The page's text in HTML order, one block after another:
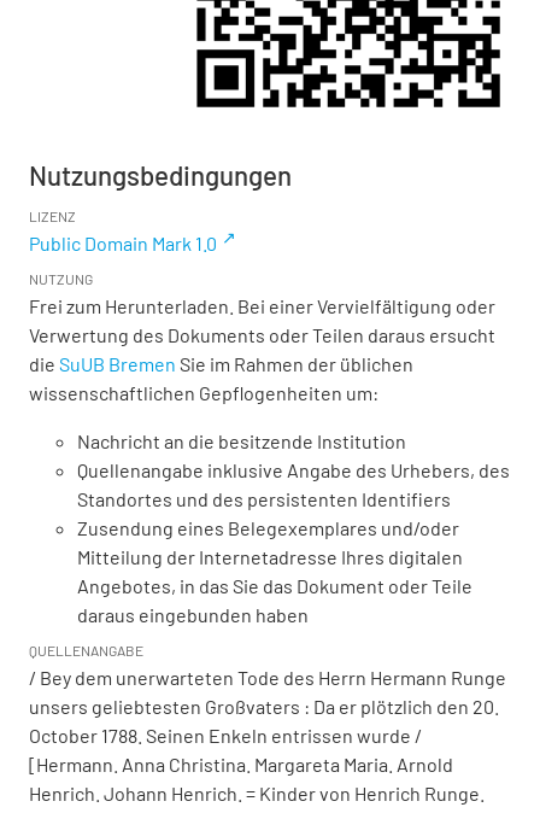
Nutzungsbedingungen
LIZENZ
Public Domain Mark 1.0
NUTZUNG
Frei zum Herunterladen. Bei einer Vervielfältigung oder
Verwertung des Dokuments oder Teilen daraus ersucht
die SuUB Bremen Sie im Rahmen der üblichen
wissenschaftlichen Gepflogenheiten um:
Nachricht an die besitzende Institution
Quellenangabe inklusive Angabe des Urhebers, des
Standortes und des persistenten Identifiers
Zusendung eines Belegexemplares und/oder
Mitteilung der Internetadresse Ihres digitalen
Angebotes, in das Sie das Dokument oder Teile
daraus eingebunden haben
QUELLENANGABE
/ Bey dem unerwarteten Tode des Herrn Hermann Runge
unsers geliebtesten Großvaters : Da er plötzlich den 20.
October 1788. Seinen Enkeln entrissen wurde /
[Hermann. Anna Christina. Margareta Maria. Arnold
Henrich. Johann Henrich. = Kinder von Henrich Runge.